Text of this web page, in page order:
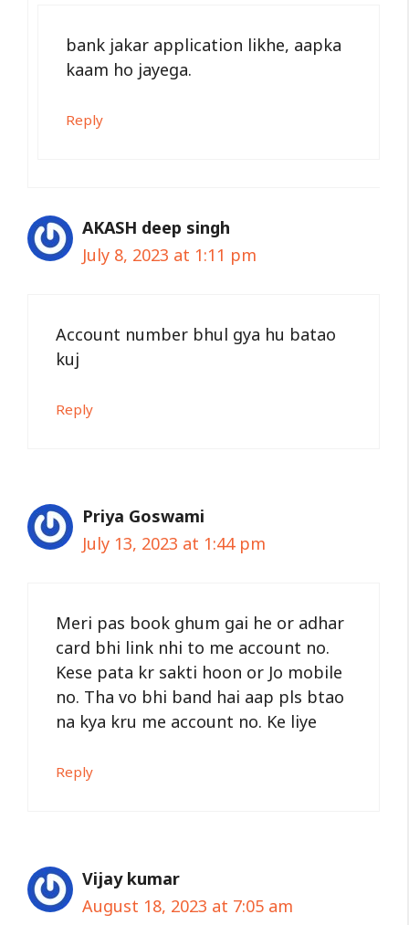
bank jakar application likhe, aapka
kaam ho jayega.
Reply
AKASH deep singh
July 8, 2023 at 1:11 pm
Account number bhul gya hu batao
kuj
Reply
Priya Goswami
July 13, 2023 at 1:44 pm
Meri pas book ghum gai he or adhar
card bhi link nhi to me account no.
Kese pata kr sakti hoon or Jo mobile
no. Tha vo bhi band hai aap pls btao
na kya kru me account no. Ke liye
Reply
Vijay kumar
August 18, 2023 at 7:05 am